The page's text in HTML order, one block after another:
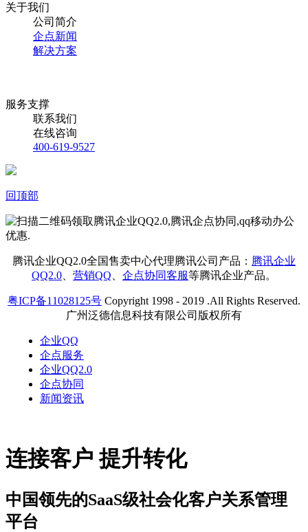
关于我们
公司简介
企点新闻
解决方案
服务支撑
联系我们
在线咨询
400-619-9527
回顶部
腾讯企业QQ2.0全国售卖中心代理腾讯公司产品： 腾讯企业
QQ2.0
营销QQ 企点协同客服等腾讯企业产品。
粤ICP备11028125号 Copyright 1998 - 2019 .All Rights Reserved.
广州泛德信息科技有限公司版权所有
企业QQ
企点服务
企业QQ2.0
企点协同
新闻资讯
连接客户 提升转化
中国领先的SaaS级社会化客户关系管理
平台